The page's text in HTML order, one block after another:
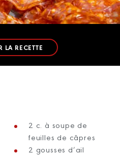
LA RECETTE
2 c. à soupe de
feuilles de câpres
2 gousses d’ail